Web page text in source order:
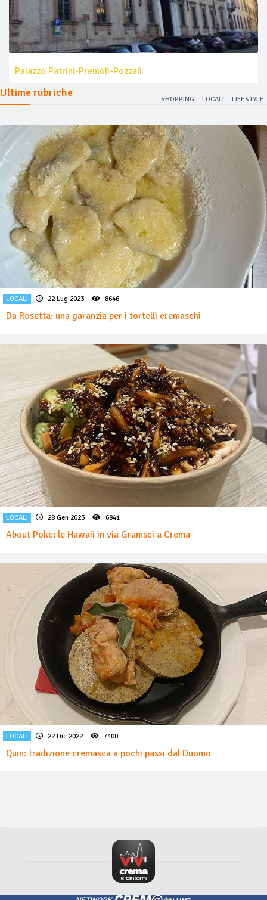
Palazzo Patrini-Premoli-Pozzali
Ultime rubriche
SHOPPING LOCALI LIFESTYLE
LOCALI 22 Lug 2023 8646
Da Rosetta: una garanzia per i tortelli cremaschi
LOCALI 28 Gen 2023 6841
About Poke: le Hawaii in via Gramsci a Crema
LOCALI 22 Dic 2022 7400
Quin: tradizione cremasca a pochi passi dal Duomo